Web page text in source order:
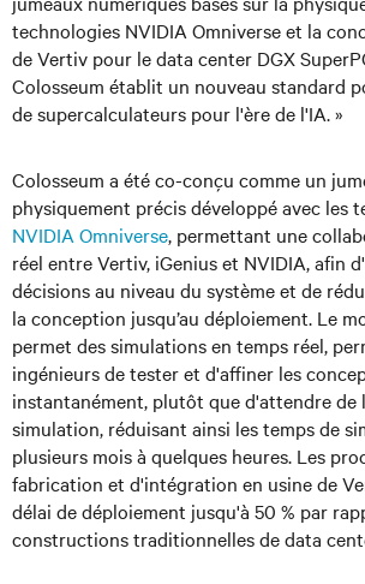
technologies NVIDIA Omniverse et la
de Vertiv pour le data center DGX
Colosseum établit un nouveau standard
de supercalculateurs pour l'ère de l'IA. »
Colosseum a été co-conçu comme un
physiquement précis développé avec les
NVIDIA Omniverse, permettant une
réel entre Vertiv, iGenius et NVIDIA, afin
décisions au niveau du système et de
la conception jusqu’au déploiement. Le
permet des simulations en temps réel,
ingénieurs de tester et d'affiner les
instantanément, plutôt que d'attendre de
simulation, réduisant ainsi les temps de
plusieurs mois à quelques heures. Les
fabrication et d'intégration en usine de
délai de déploiement jusqu'à 50 % par
constructions traditionnelles de data